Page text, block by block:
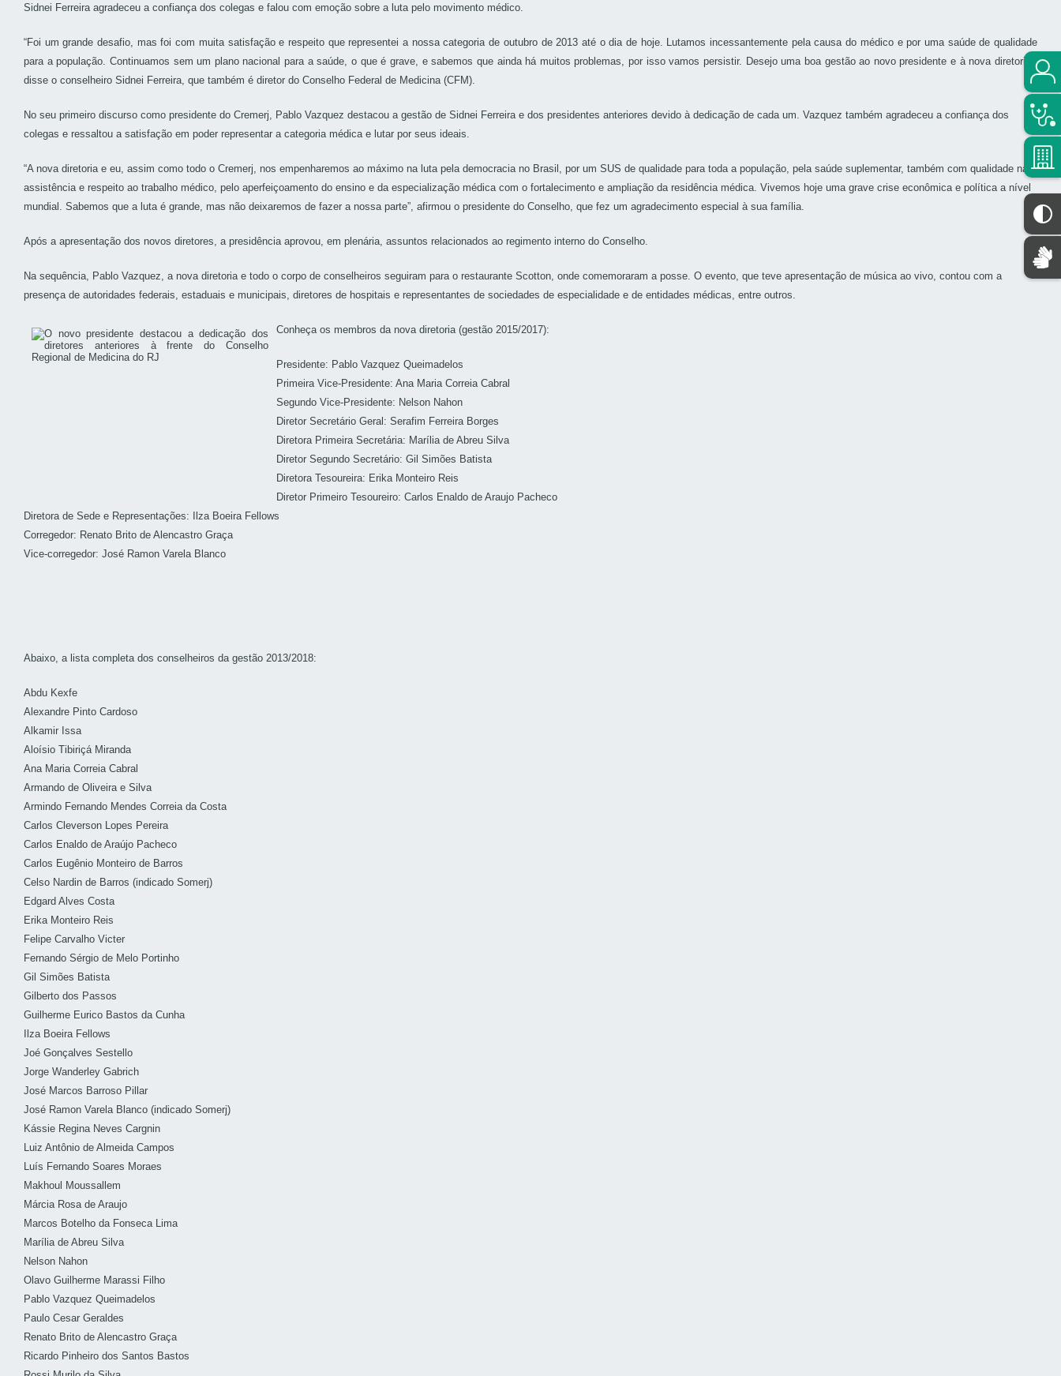
Sidnei Ferreira agradeceu a confiança dos colegas e falou com emoção sobre a luta pelo movimento médico.
“Foi um grande desafio, mas foi com muita satisfação e respeito que representei a nossa categoria de outubro de 2013 até o dia de hoje. Lutamos incessantemente pela causa do médico e por uma saúde de qualidade
para a população. Continuamos sem um plano nacional para a saúde, o que é grave, e sabemos que ainda há muitos problemas, por isso vamos persistir. Desejo uma boa gestão ao novo presidente e à nova diretoria”,
disse o conselheiro Sidnei Ferreira, que também é diretor do Conselho Federal de Medicina (CFM).
No seu primeiro discurso como presidente do Cremerj, Pablo Vazquez destacou a gestão de Sidnei Ferreira e dos presidentes anteriores devido à dedicação de cada um. Vazquez também agradeceu a confiança dos
colegas e ressaltou a satisfação em poder representar a categoria médica e lutar por seus ideais.
“A nova diretoria e eu, assim como todo o Cremerj, nos empenharemos ao máximo na luta pela democracia no Brasil, por um SUS de qualidade para toda a população, pela saúde suplementar, também com qualidade na
assistência e respeito ao trabalho médico, pelo aperfeiçoamento do ensino e da especialização médica com o fortalecimento e ampliação da residência médica. Vivemos hoje uma grave crise econômica e política a nível
mundial. Sabemos que a luta é grande, mas não deixaremos de fazer a nossa parte”, afirmou o presidente do Conselho, que fez um agradecimento especial à sua família.
Após a apresentação dos novos diretores, a presidência aprovou, em plenária, assuntos relacionados ao regimento interno do Conselho.
Na sequência, Pablo Vazquez, a nova diretoria e todo o corpo de conselheiros seguiram para o restaurante Scotton, onde comemoraram a posse. O evento, que teve apresentação de música ao vivo, contou com a
presença de autoridades federais, estaduais e municipais, diretores de hospitais e representantes de sociedades de especialidade e de entidades médicas, entre outros.
Conheça os membros da nova diretoria (gestão 2015/2017):
Presidente: Pablo Vazquez Queimadelos
Primeira Vice-Presidente: Ana Maria Correia Cabral
Segundo Vice-Presidente: Nelson Nahon
Diretor Secretário Geral: Serafim Ferreira Borges
Diretora Primeira Secretária: Marília de Abreu Silva
Diretor Segundo Secretário: Gil Simões Batista
Diretora Tesoureira: Erika Monteiro Reis
Diretor Primeiro Tesoureiro: Carlos Enaldo de Araujo Pacheco
Diretora de Sede e Representações: Ilza Boeira Fellows
Corregedor: Renato Brito de Alencastro Graça
Vice-corregedor: José Ramon Varela Blanco
Abaixo, a lista completa dos conselheiros da gestão 2013/2018:
Abdu Kexfe
Alexandre Pinto Cardoso
Alkamir Issa
Aloísio Tibiriçá Miranda
Ana Maria Correia Cabral
Armando de Oliveira e Silva
Armindo Fernando Mendes Correia da Costa
Carlos Cleverson Lopes Pereira
Carlos Enaldo de Araújo Pacheco
Carlos Eugênio Monteiro de Barros
Celso Nardin de Barros (indicado Somerj)
Edgard Alves Costa
Erika Monteiro Reis
Felipe Carvalho Victer
Fernando Sérgio de Melo Portinho
Gil Simões Batista
Gilberto dos Passos
Guilherme Eurico Bastos da Cunha
Ilza Boeira Fellows
Joé Gonçalves Sestello
Jorge Wanderley Gabrich
José Marcos Barroso Pillar
José Ramon Varela Blanco (indicado Somerj)
Kássie Regina Neves Cargnin
Luiz Antônio de Almeida Campos
Luís Fernando Soares Moraes
Makhoul Moussallem
Márcia Rosa de Araujo
Marcos Botelho da Fonseca Lima
Marília de Abreu Silva
Nelson Nahon
Olavo Guilherme Marassi Filho
Pablo Vazquez Queimadelos
Paulo Cesar Geraldes
Renato Brito de Alencastro Graça
Ricardo Pinheiro dos Santos Bastos